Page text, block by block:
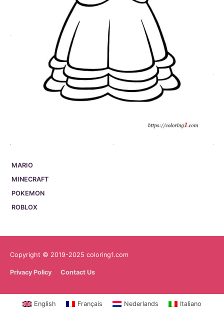
MARIO
MINECRAFT
POKEMON
ROBLOX
Copyright © 2019-2025 coloring1.com
Privacy Policy Contact Us
English Français Nederlands Italiano